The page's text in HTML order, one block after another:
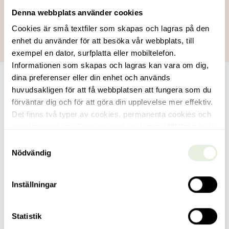
Denna webbplats använder cookies
Cookies är små textfiler som skapas och lagras på den
enhet du använder för att besöka vår webbplats, till
exempel en dator, surfplatta eller mobiltelefon.
Informationen som skapas och lagras kan vara om dig,
dina preferenser eller din enhet och används
huvudsakligen för att få webbplatsen att fungera som du
förväntar dig och för att göra din upplevelse mer effektiv.
Det finns två typer av cookies, permanenta cookies och
när du stänger din webbläsare. Permanenta cookies
lagras som en fil på datorn under en viss tid, tills du som
besökare, eller servern som sänt dem, raderar dem.
Denna webbplats använder båda dessa olika typer av
förstapartscookies och tredjepartscookies.
Nödvändig
Inställningar
Statistik
2026-09-01
Anmäl intresse
Klyvargatan 14